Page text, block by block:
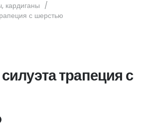
кардиганы /
с шерстью
трапеция с